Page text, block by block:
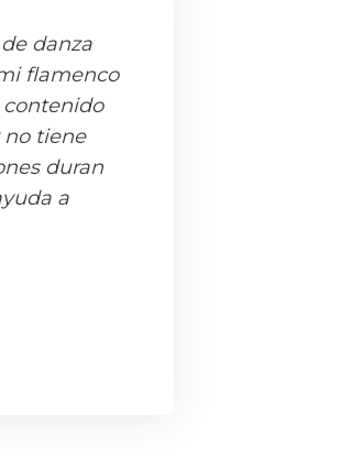
danza
flamenco
tiene
duran
a